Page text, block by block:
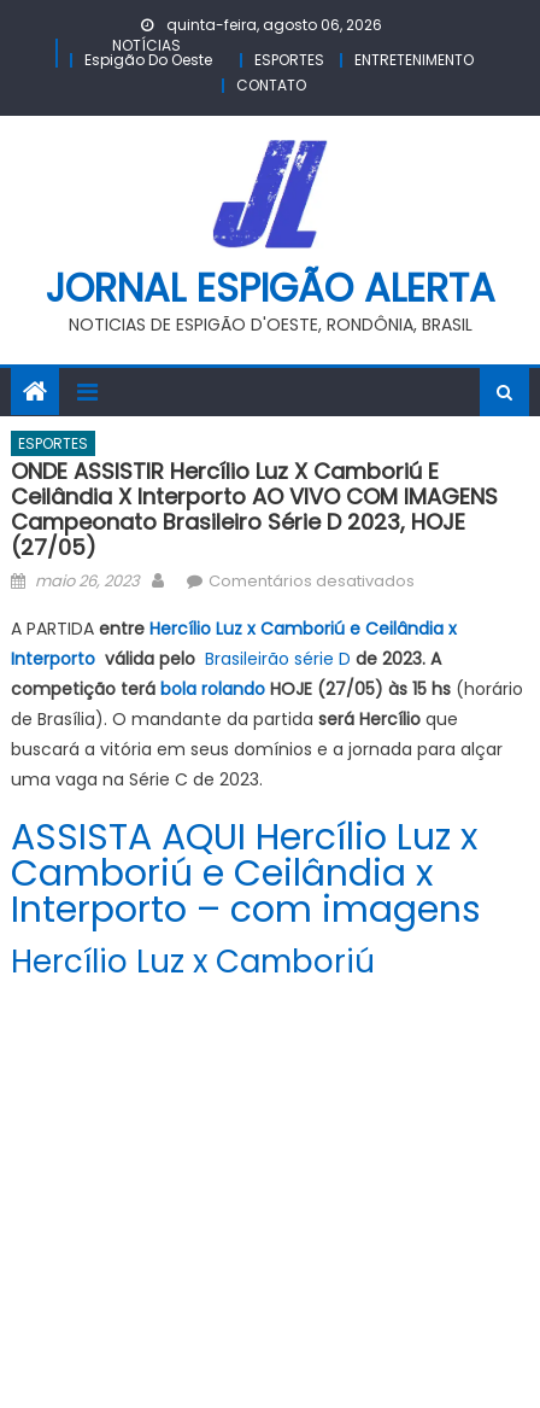
content
quinta-feira, agosto 06, 2026
NOTÍCIAS
Espigão Do Oeste ESPORTES
ENTRETENIMENTO
CONTATO
JORNAL ESPIGÃO ALERTA
NOTICIAS DE ESPIGÃO D'OESTE, RONDÔNIA, BRASIL
ESPORTES
ONDE ASSISTIR Hercílio Luz X Camboriú E
Ceilândia X Interporto AO VIVO COM IMAGENS
Campeonato Brasileiro Série D 2023, HOJE
(27/05)
Posted
maio 26, 2023 AuthorComentários desativadosem
ASSISTIR
Hercílio
Luz
x
Camboriú
x
Interporto
AO
VIVO
A PARTIDA entre Hercílio Luz x Camboriú e Ceilândia x
Interportoválida pelo Brasileirão série D de 2023. A
competição terá bola rolandoHOJE (27/05) às 15 hs (horário
de Brasília). O mandante da partida será Hercílio que
buscará a vitória em seus domínios e a jornada para alçar
uma vaga na Série C de 2023.
ASSISTA AQUI Hercílio Luz x
Camboriú e Ceilândia x
Interporto – com imagens
Hercílio Luz x Camboriú